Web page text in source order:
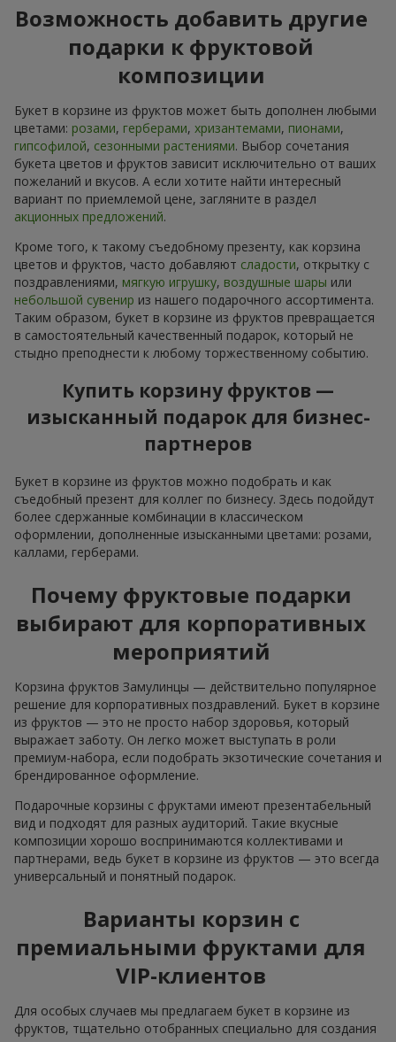
Возможность добавить другие
подарки к фруктовой
композиции
Букет в корзине из фруктов может быть дополнен любыми
цветами: розами, герберами, хризантемами, пионами,
гипсофилой, сезонными растениями. Выбор сочетания
букета цветов и фруктов зависит исключительно от ваших
пожеланий и вкусов. А если хотите найти интересный
вариант по приемлемой цене, загляните в раздел
акционных предложений.
Кроме того, к такому съедобному презенту, как корзина
цветов и фруктов, часто добавляют сладости, открытку с
поздравлениями, мягкую игрушку, воздушные шары или
небольшой сувенир из нашего подарочного ассортимента.
Таким образом, букет в корзине из фруктов превращается
в самостоятельный качественный подарок, который не
стыдно преподнести к любому торжественному событию.
Купить корзину фруктов —
изысканный подарок для бизнес-
партнеров
Букет в корзине из фруктов можно подобрать и как
съедобный презент для коллег по бизнесу. Здесь подойдут
более сдержанные комбинации в классическом
оформлении, дополненные изысканными цветами: розами,
каллами, герберами.
Почему фруктовые подарки
выбирают для корпоративных
мероприятий
Корзина фруктов Замулинцы — действительно популярное
решение для корпоративных поздравлений. Букет в корзине
из фруктов — это не просто набор здоровья, который
выражает заботу. Он легко может выступать в роли
премиум-набора, если подобрать экзотические сочетания и
брендированное оформление.
Подарочные корзины с фруктами имеют презентабельный
вид и подходят для разных аудиторий. Такие вкусные
композиции хорошо воспринимаются коллективами и
партнерами, ведь букет в корзине из фруктов — это всегда
универсальный и понятный подарок.
Варианты корзин с
премиальными фруктами для
VIP-клиентов
Для особых случаев мы предлагаем букет в корзине из
фруктов, тщательно отобранных специально для создания